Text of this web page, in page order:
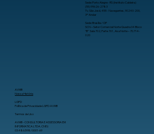
Sede: Porto Alegre - RS (Instituto Caldeira)
(55) 99626-2783
Tv. São José, 455 - Navegantes, 90240-200,
3º Andar
Sede: Brasília / DF
SCN – Setor Comercial Norte Quadra 04 Bloco
“B” Sala 702, Parte 761 , Asa Norte – 70.714-
020
AVMB
Nossa História
LGPD
Política de Privacidade LGPD AVMB
Termos de Uso
AVMB - CONSULTORIA E ASSESSORIA EM
INFORMATICA LTDA. CNPJ:
03.486.598/0001-69